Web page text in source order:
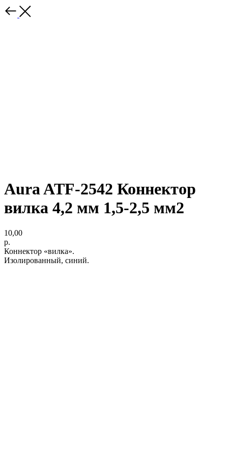
Aura ATF-2542 Коннектор
вилка 4,2 мм 1,5-2,5 мм2
10,00
р.
Коннектор «вилка».
Изолированный, синий.